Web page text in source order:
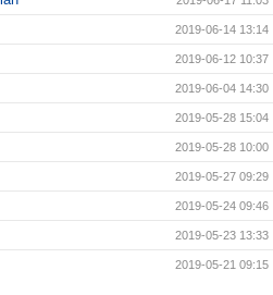
2019-06-14 13:14
2019-06-12 10:37
2019-06-04 14:30
2019-05-28 15:04
2019-05-28 10:00
2019-05-27 09:29
2019-05-24 09:46
2019-05-23 13:33
2019-05-21 09:15